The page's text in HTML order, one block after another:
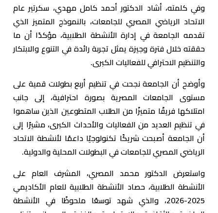
وفي كلمته، أشاد الدكتور أحمد كامل مهدي، سكرتير عام
الاتحاد الرياضي المصري للجامعات، بالنموذج المتميز الذي
تقدمه الجامعة في إدارة الأنشطة الطلابية، مؤكدًا أن ما
حققته خلال فترة وجيزة يمثل تجربة رائدة في التنوع والابتكار
والتنظيم الاحترافي للفعاليات الكبرى.
وأوضح أن الجامعة نجحت في تنظيم أربع بطولات قمية على
مستوى الجامعات المصرية بصورة احترافية، إلى جانب
امتلاكها فريقًا متميزًا من الطلاب المتطوعين الذين ساهموا
في تنظيم العديد من الفعاليات والأحداث الكبرى، مشيرًا إلى
أن الجامعة أصبحت شريكًا تكنولوجيًا داعمًا لأنشطة الاتحاد
الرياضي المصري للجامعات في البطولات المحلية والدولية.
واستعرض الدكتور محمد المصري، المشرف العام على
الأنشطة الطلابية، حصاد الأنشطة الطلابية للعام الأكاديمي
2025-2026، والذي شهد توسعًا ملحوظًا في الأنشطة